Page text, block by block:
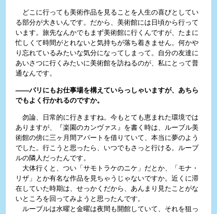
どこに行っても美術作品を見ることを人生の喜びとしてい
る部分が大きいんです。だから、美術館には日頃から行って
います。旅先なんかでもまず美術館に行くんですが、たまに
忙しくて時間がとれないと気持ちが落ち着きません。何かや
り忘れているみたいな気分になってしまって。自分の友達に
あいさつに行くみたいに美術館を訪ねるのが、私にとって普
通なんです。
――パリにもお仕事場を構えていらっしゃいますが、あちら
でもよく行かれるのですか。
勿論、日常的に行きますね。今もとても恵まれた環境では
ありますが、『楽園のカンヴァス』を書く時は、ルーブル美
術館の傍に三ヶ月間アパートを借りていて、本当に夢のよう
でした。行こうと思ったら、いつでもさっと行ける。ルーブ
ルの隣人だったんです。
大体行くと、つい「サモトラケのニケ」だとか、「モナ・
リザ」とか有名な作品を見ちゃうじゃないですか。近くに滞
在していた時期は、せっかくだから、あんまり見たことがな
いところを回ってみようと思ったんです。
ルーブルは水曜と金曜は夜間も開館していて、それを狙っ